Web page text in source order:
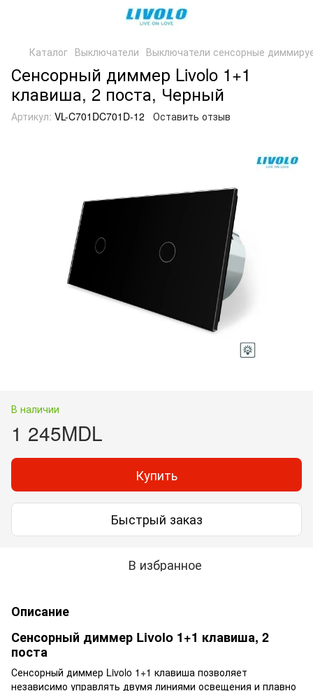
Каталог Выключатели Выключатели сенсорные
Сенсорный диммер Livolo 1+1
клавиша, 2 поста, Черный
Артикул: VL-C701DC701D-12 Оставить отзыв
В наличии
1 245MDL
Купить
Быстрый заказ
В избранное
Описание
Сенсорный диммер Livolo 1+1 клавиша, 2
поста
Сенсорный диммер Livolo 1+1 клавиша позволяет
независимо управлять двумя линиями освещения и плавно